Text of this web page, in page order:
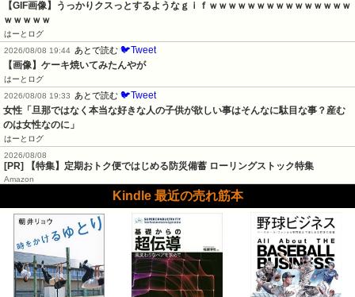
【GIF画像】うっかりクスっとするようなｇｉｆｗｗｗｗｗｗｗｗｗｗｗｗｗｗｗ
ｗｗｗｗｗ
はーとログ
2026/08/08 19:44 あとで読む 🐦Tweet
【画像】ケーキ焼いてみたんやが
はーとログ
2026/08/08 19:33 あとで読む 🐦Tweet
女性「旦那ではなく本当な好きな人の子供が欲しい事はそんなに駄目な事？産む
のは女性なのに」
はーとログ
2026/08/08
[PR] 【特集】定期おトク便ではじめる防災備蓄 ローリングストック特集
Amazon
Kindle 最近の売れ筋本